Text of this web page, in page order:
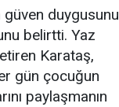
duygusunu
belirtti. Yaz
Karataş,
gün çocuğun
paylaşmanın